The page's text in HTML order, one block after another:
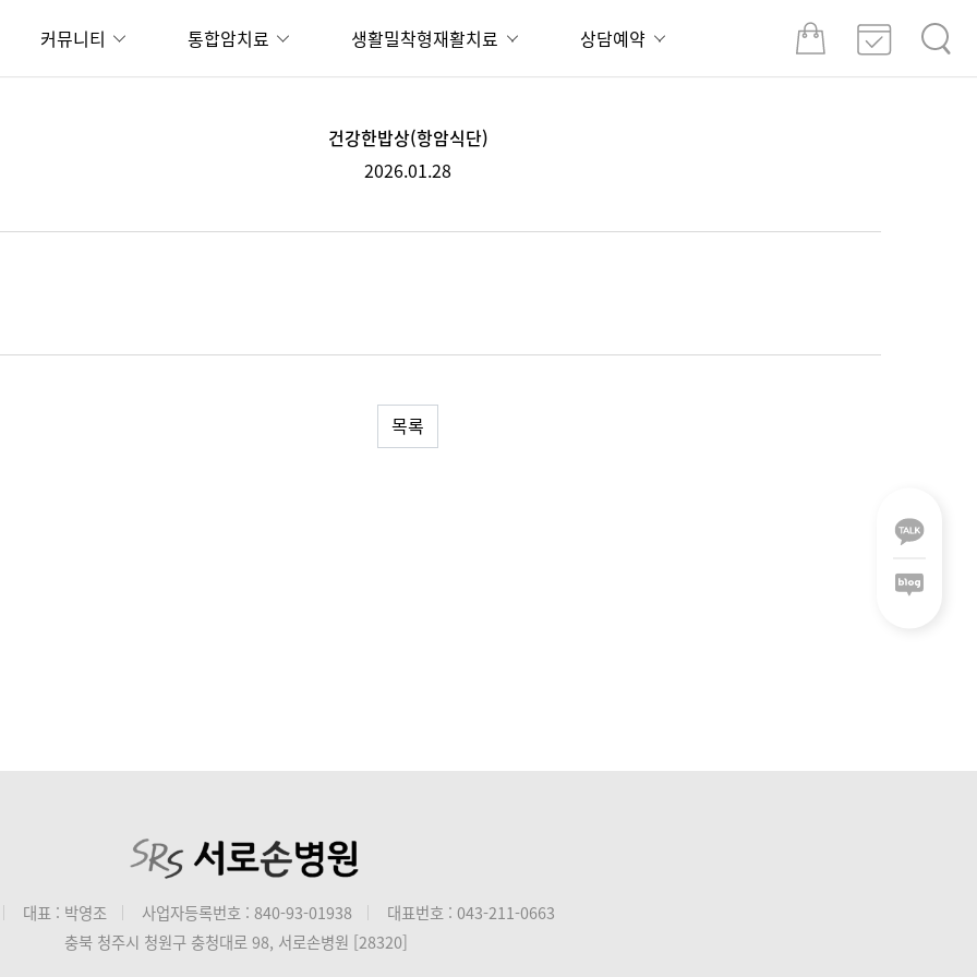
커뮤니티 통합암치료 생활밀착형재활치료 상담예약
건강한밥상(항암식단)
2026.01.28
목록
대표 : 박영조 사업자등록번호 : 840-93-01938
대표번호 : 043-211-0663
충북 청주시 청원구 충청대로 98, 서로손병원 [28320]